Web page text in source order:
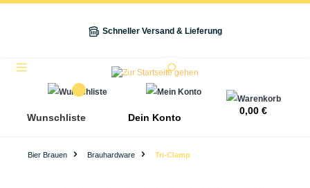
Schneller Versand & Lieferung
Wunschliste Dein Konto
0,00 €
Bier Brauen Brauhardware Tri-Clamp